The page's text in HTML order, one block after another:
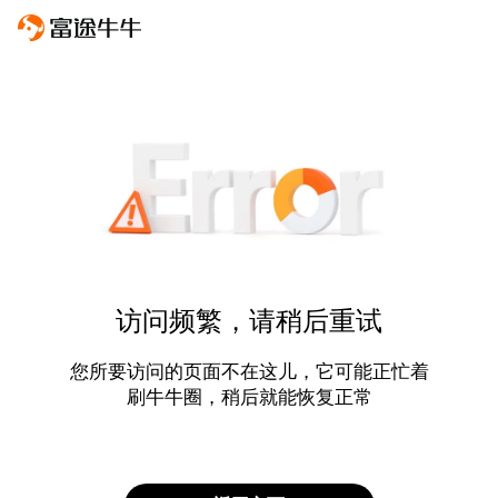
访问频繁，请稍后重试
您所要访问的页面不在这儿，它可能正忙着
刷牛牛圈，稍后就能恢复正常